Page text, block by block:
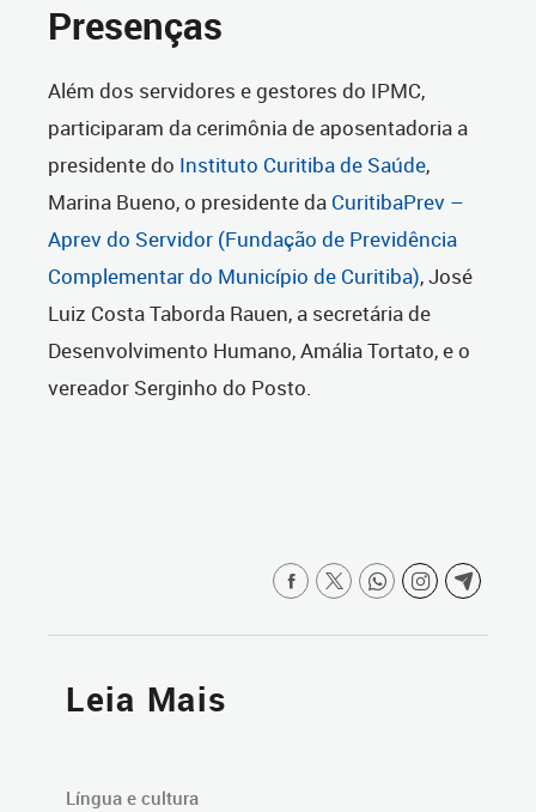
Presenças
Além dos servidores e gestores do IPMC,
participaram da cerimônia de aposentadoria a
presidente do Instituto Curitiba de Saúde,
Marina Bueno, o presidente da CuritibaPrev –
Aprev do Servidor (Fundação de Previdência
Complementar do Município de Curitiba), José
Luiz Costa Taborda Rauen, a secretária de
Desenvolvimento Humano, Amália Tortato, e o
vereador Serginho do Posto.
Leia Mais
Língua e cultura